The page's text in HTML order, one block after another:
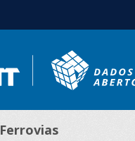
Ferrovias